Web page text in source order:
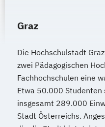
Machine Learning
Marketing und
Master of Business
Mechatronik
Graz
Die Hochschulstadt
zwei Pädagogischen
Fachhochschulen eine
Etwa 50.000
insgesamt 289.000
Stadt Österreichs.